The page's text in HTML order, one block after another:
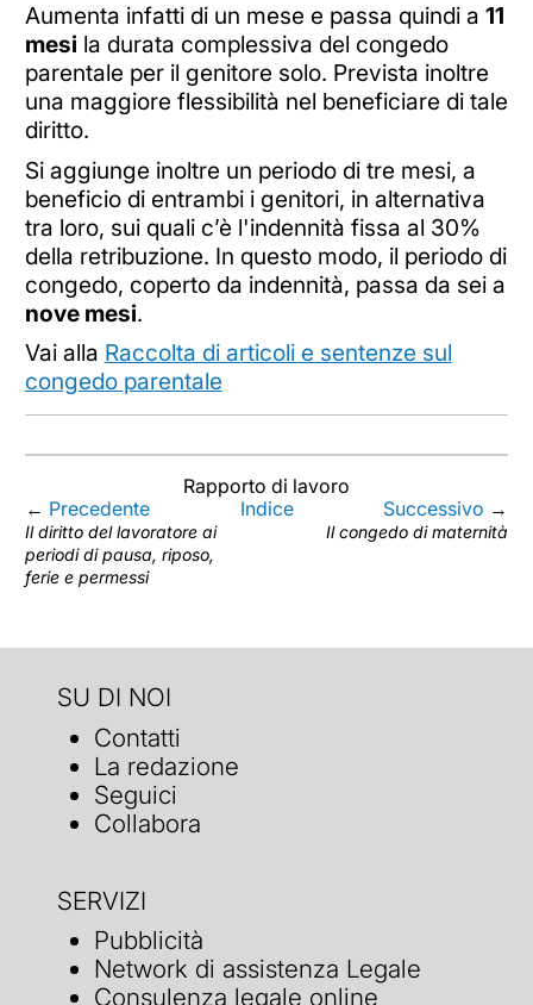
Aumenta infatti di un mese e passa quindi a 11
mesi la durata complessiva del congedo
parentale per il genitore solo. Prevista inoltre
una maggiore flessibilità nel beneficiare di tale
diritto.
Si aggiunge inoltre un periodo di tre mesi, a
beneficio di entrambi i genitori, in alternativa
tra loro, sui quali c’è l'indennità fissa al 30%
della retribuzione. In questo modo, il periodo di
congedo, coperto da indennità, passa da sei a
nove mesi.
Vai alla Raccolta di articoli e sentenze sul
congedo parentale
Rapporto di lavoro
← Precedente
Il diritto del lavoratore ai
periodi di pausa, riposo,
ferie e permessi
Indice Successivo →
Il congedo di maternità
SU DI NOI
Contatti
La redazione
Seguici
Collabora
SERVIZI
Pubblicità
Network di assistenza Legale
Consulenza legale online